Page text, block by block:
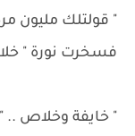
" قولتلك مليون
فسخرت نورة "
" خايفة وخلاص .. "